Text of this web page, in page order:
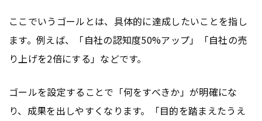
ここでいうゴールとは、具体的に達成したいことを指し
ます。例えば、「自社の認知度50%アップ」「自社の売
り上げを2倍にする」などです。
ゴールを設定することで「何をすべきか」が明確にな
り、成果を出しやすくなります。「目的を踏まえたうえ